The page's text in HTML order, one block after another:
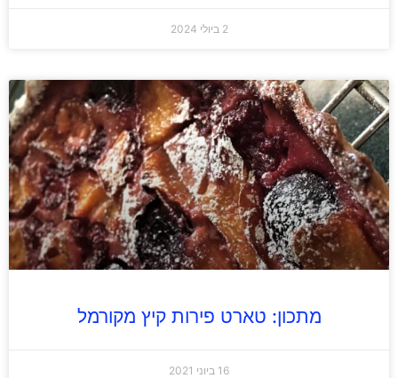
2 ביולי 2024
מתכון: טארט פירות קיץ מקורמל
16 ביוני 2021